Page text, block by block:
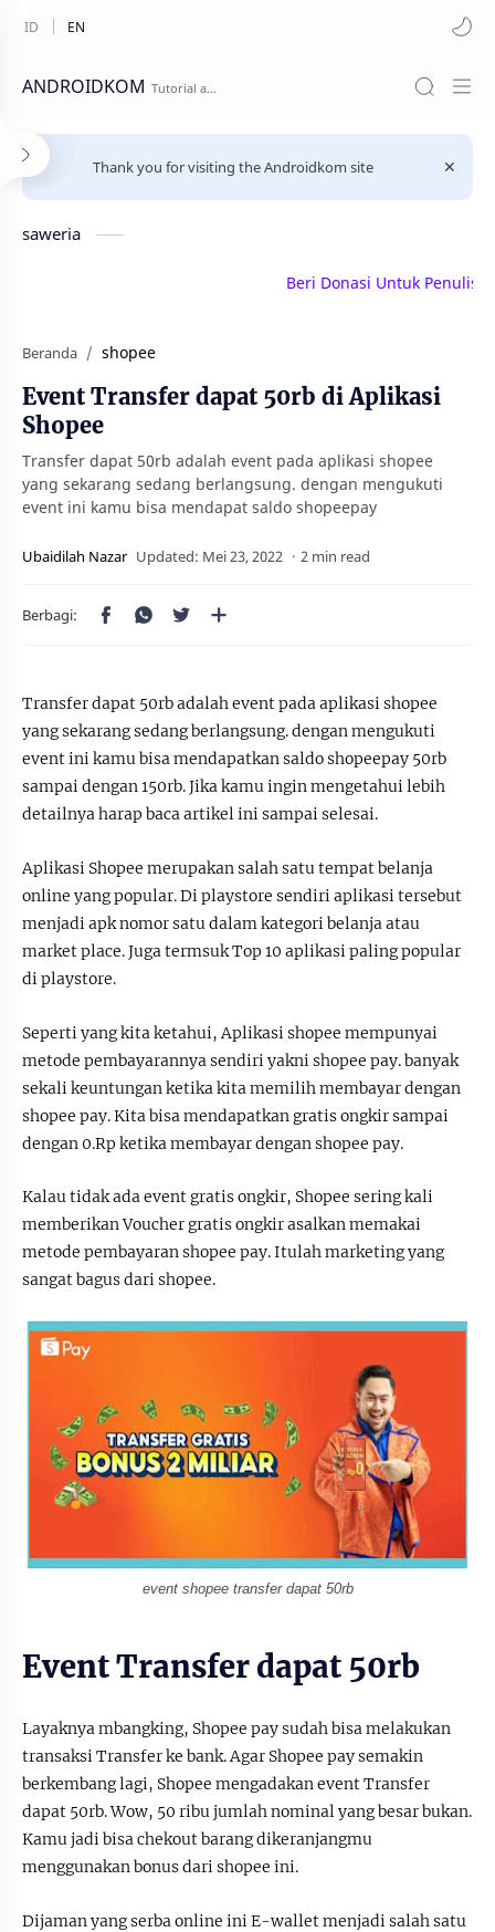
ANDROIDKOM
Thank you for visiting the Androidkom site
saweria
Beri Donasi Untuk Penulis |
Beranda shopee
Event Transfer dapat 50rb di Aplikasi
Shopee
Transfer dapat 50rb adalah event pada aplikasi shopee
yang sekarang sedang berlangsung. dengan mengukuti
event ini kamu bisa mendapat saldo shopeepay
2 min read
Transfer dapat 50rb adalah event pada aplikasi shopee
yang sekarang sedang berlangsung. dengan mengukuti
event ini kamu bisa mendapatkan saldo shopeepay 50rb
sampai dengan 150rb. Jika kamu ingin mengetahui lebih
detailnya harap baca artikel ini sampai selesai.
Aplikasi Shopee merupakan salah satu tempat belanja
online yang popular. Di playstore sendiri aplikasi tersebut
menjadi apk nomor satu dalam kategori belanja atau
market place. Juga termsuk Top 10 aplikasi paling popular
di playstore.
Seperti yang kita ketahui, Aplikasi shopee mempunyai
metode pembayarannya sendiri yakni shopee pay. banyak
sekali keuntungan ketika kita memilih membayar dengan
shopee pay. Kita bisa mendapatkan gratis ongkir sampai
dengan 0.Rp ketika membayar dengan shopee pay.
Kalau tidak ada event gratis ongkir, Shopee sering kali
memberikan Voucher gratis ongkir asalkan memakai
metode pembayaran shopee pay. Itulah marketing yang
sangat bagus dari shopee.
event shopee transfer dapat 50rb
Event Transfer dapat 50rb
Layaknya mbangking, Shopee pay sudah bisa melakukan
transaksi Transfer ke bank. Agar Shopee pay semakin
berkembang lagi, Shopee mengadakan event Transfer
dapat 50rb. Wow, 50 ribu jumlah nominal yang besar bukan.
Kamu jadi bisa chekout barang dikeranjangmu
menggunakan bonus dari shopee ini.
Dijaman yang serba online ini E-wallet menjadi salah satu